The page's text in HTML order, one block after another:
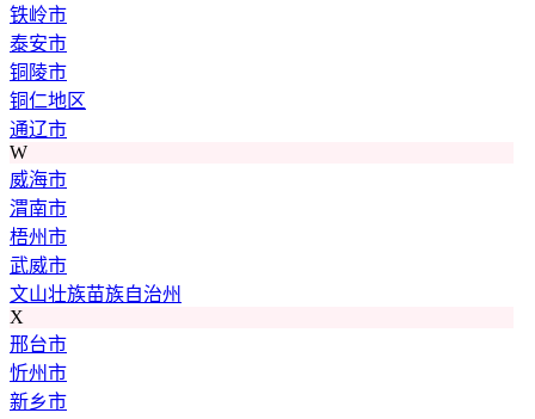
铁岭市
泰安市
铜陵市
铜仁地区
通辽市
W
威海市
渭南市
梧州市
武威市
文山壮族苗族自治州
X
邢台市
忻州市
新乡市